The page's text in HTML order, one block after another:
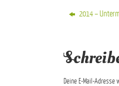
2014 –
Deine E-Mail-